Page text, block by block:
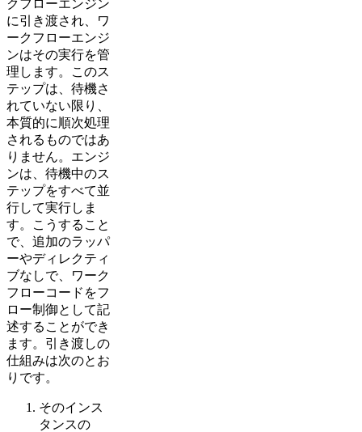
クフローエンジン
に引き渡され、ワ
ークフローエンジ
ンはその実行を管
理します。このス
テップは、待機さ
れていない限り、
本質的に順次処理
されるものではあ
りません。エンジ
ンは、待機中のス
テップをすべて並
行して実行しま
す。こうすること
で、追加のラッパ
ーやディレクティ
ブなしで、ワーク
フローコードをフ
ロー制御として記
述することができ
ます。引き渡しの
仕組みは次のとお
りです。
そのインス
タンスの